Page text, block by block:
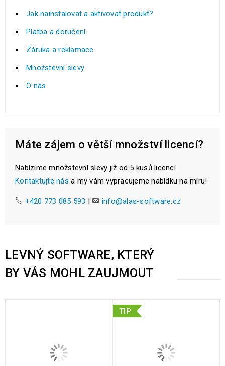
Jak nainstalovat a aktivovat produkt?
Platba a doručení
Záruka a reklamace
Množstevní slevy
O nás
Máte zájem o větší množství licencí?
Nabízíme množstevní slevy již od 5 kusů licencí.
Kontaktujte nás a my vám vypracujeme nabídku na míru!
+420 773 085 593 | info@alas-software.cz
LEVNÝ SOFTWARE, KTERÝ
BY VÁS MOHL ZAUJMOUT
TIP